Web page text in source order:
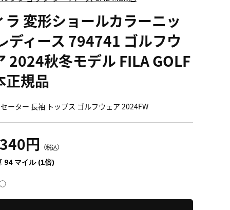
ラ 変形ショールカラーニッ
ディース 794741 ゴルフウ
2024秋冬モデル FILA GOLF
正規品
ーター 長袖 トップス ゴルフウェア 2024FW
円 （税込）
94 マイル (1倍)